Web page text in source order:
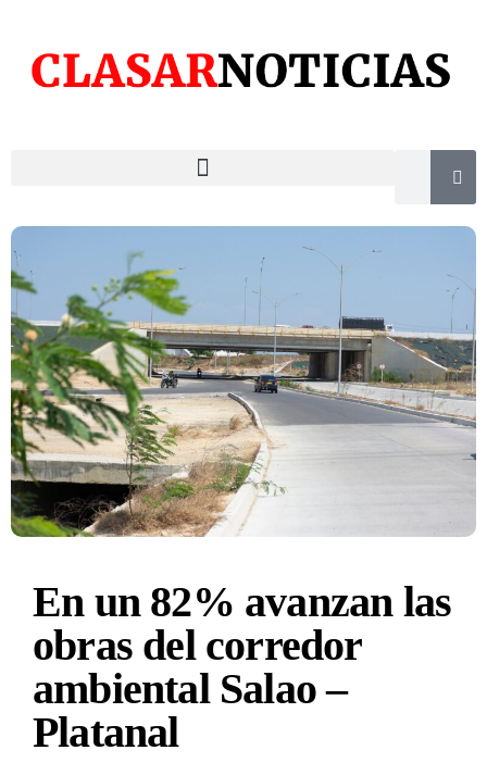
En un 82% avanzan las
obras del corredor
ambiental Salao –
Platanal